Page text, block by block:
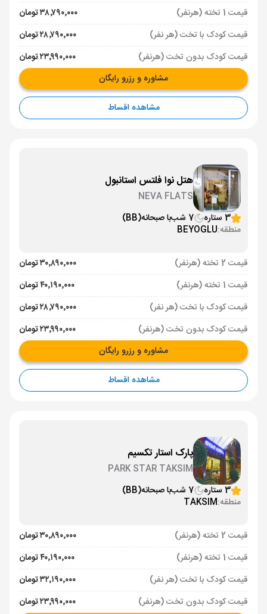
قیمت 1 تخته (هرنفر)
۳۸٬۷۹۰٬۰۰۰ تومان
قیمت کودک با تخت (هر نفر)
۲۸٬۷۹۰٬۰۰۰ تومان
قیمت کودک بدون تخت (هرنفر)
۲۳٬۹۹۰٬۰۰۰ تومان
مشاوره و رزرو رایگان
مشاهده اقساط
هتل نوا فلتس استانبول
NEVA FLATS
3 ستاره
7 شب با صبحانه(BB)
منطقه:BEYOGLU
قیمت 2 تخته (هرنفر)
۳۰٬۸۹۰٬۰۰۰ تومان
قیمت 1 تخته (هرنفر)
۴۰٬۱۹۰٬۰۰۰ تومان
قیمت کودک با تخت (هر نفر)
۲۸٬۷۹۰٬۰۰۰ تومان
قیمت کودک بدون تخت (هرنفر)
۲۳٬۹۹۰٬۰۰۰ تومان
مشاوره و رزرو رایگان
مشاهده اقساط
پارک استار تکسیم
PARK STAR TAKSIM
3 ستاره
7 شب با صبحانه(BB)
منطقه:TAKSIM
قیمت 2 تخته (هرنفر)
۳۰٬۸۹۰٬۰۰۰ تومان
قیمت 1 تخته (هرنفر)
۴۰٬۱۹۰٬۰۰۰ تومان
قیمت کودک با تخت (هر نفر)
۳۲٬۱۹۰٬۰۰۰ تومان
قیمت کودک بدون تخت (هرنفر)
۲۳٬۹۹۰٬۰۰۰ تومان